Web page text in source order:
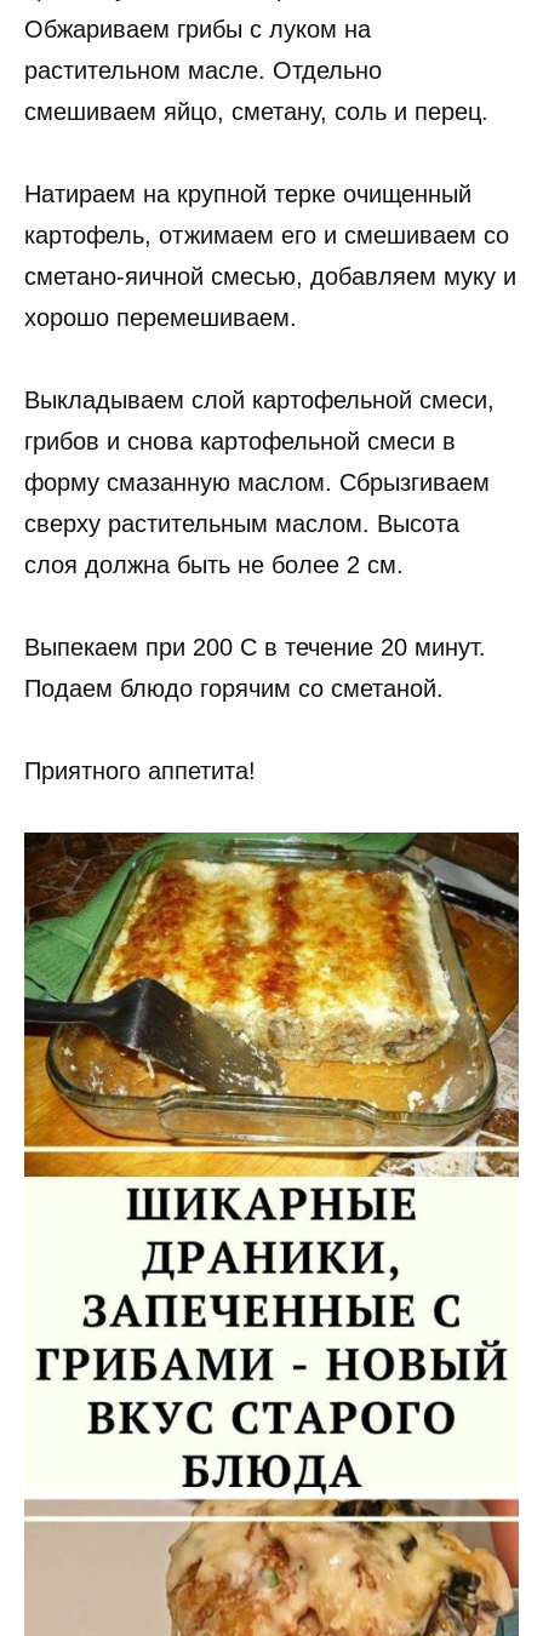
Обжариваем грибы с луком на
растительном масле. Отдельно
смешиваем яйцо, сметану, соль и перец.
Натираем на крупной терке очищенный
картофель, отжимаем его и смешиваем со
сметано-яичной смесью, добавляем муку и
хорошо перемешиваем.
Выкладываем слой картофельной смеси,
грибов и снова картофельной смеси в
форму смазанную маслом. Сбрызгиваем
сверху растительным маслом. Высота
слоя должна быть не более 2 см.
Выпекаем при 200 С в течение 20 минут.
Подаем блюдо горячим со сметаной.
Приятного аппетита!